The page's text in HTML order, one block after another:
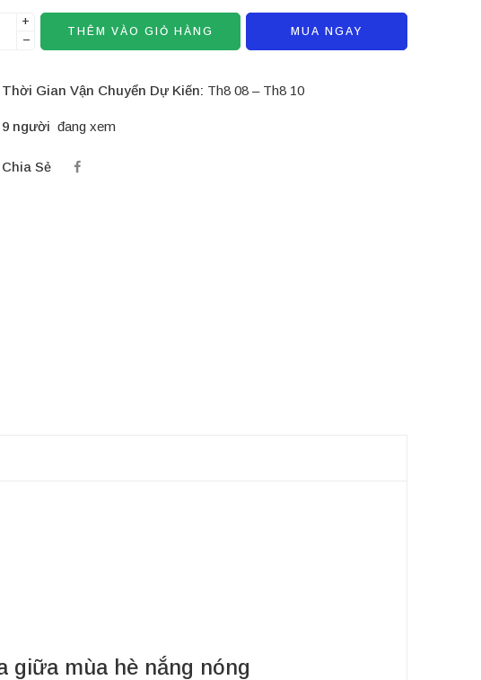
+
−
THÊM VÀO GIỎ HÀNG MUA NGAY
Thời Gian Vận Chuyển Dự Kiến: Th8 08 – Th8 10
9 người đang xem
Chia Sẻ
giữa mùa hè nắng nóng